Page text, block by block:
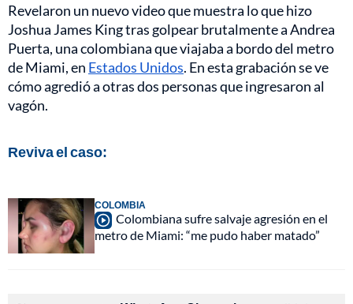
Revelaron un nuevo video que muestra lo que hizo
Joshua James King tras golpear brutalmente a Andrea
Puerta, una colombiana que viajaba a bordo del metro
de Miami, en Estados Unidos. En esta grabación se ve
cómo agredió a otras dos personas que ingresaron al
vagón.
Reviva el caso:
COLOMBIA
Colombiana sufre salvaje agresión en el
metro de Miami: “me pudo haber matado”